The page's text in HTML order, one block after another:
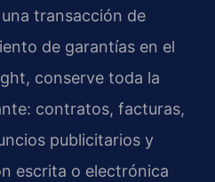
transacción de
de garantías en el
conserve toda la
contratos, facturas,
publicitarios y
escrita o electrónica